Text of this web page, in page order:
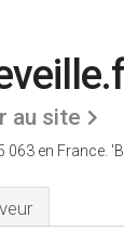
au site
063 en France.